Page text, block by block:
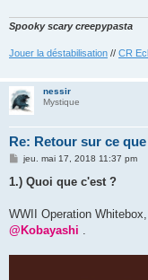
Spooky scary creepypasta
Jouer la déstabilisation // CR
nessir
Mystique
Re: Retour sur ce
M
s
s
g
jeu. mai 17, 2018 11:37 pm
1.) Quoi que c'est ?
WWII Operation
@Kobayashi .